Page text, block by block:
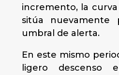
incremento, la
sitúa nuevamente
umbral de alerta.
En este mismo
ligero